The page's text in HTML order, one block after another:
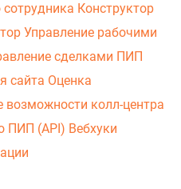
сотрудника Конструктор
Управление рабочими
сделками ПИП
сайта Оценка
возможности колл-центра
ПИП (API) Вебхуки